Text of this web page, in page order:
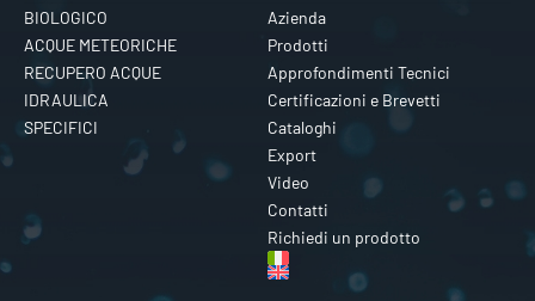
BIOLOGICO
ACQUE METEORICHE
RECUPERO ACQUE
IDRAULICA
SPECIFICI
Azienda
Prodotti
Approfondimenti Tecnici
Certificazioni e Brevetti
Cataloghi
Export
Video
Contatti
Richiedi un prodotto